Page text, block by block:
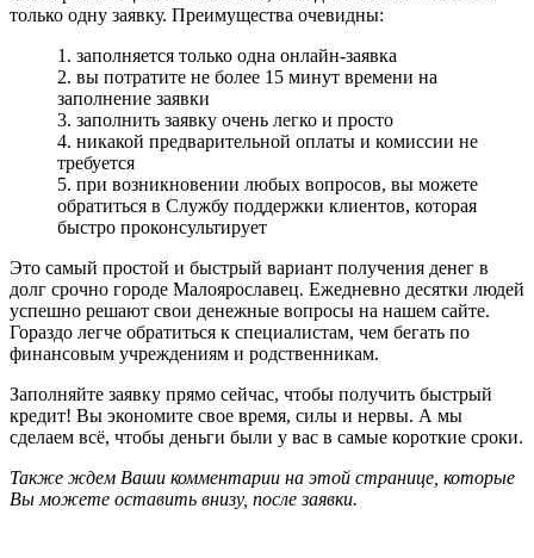
только одну заявку. Преимущества очевидны:
1. заполняется только одна онлайн-заявка
2. вы потратите не более 15 минут времени на
заполнение заявки
3. заполнить заявку очень легко и просто
4. никакой предварительной оплаты и комиссии не
требуется
5. при возникновении любых вопросов, вы можете
обратиться в Службу поддержки клиентов, которая
быстро проконсультирует
Это самый простой и быстрый вариант получения денег в
долг срочно городе Малоярославец. Ежедневно десятки людей
успешно решают свои денежные вопросы на нашем сайте.
Гораздо легче обратиться к специалистам, чем бегать по
финансовым учреждениям и родственникам.
Заполняйте заявку прямо сейчас, чтобы получить быстрый
кредит! Вы экономите свое время, силы и нервы. А мы
сделаем всё, чтобы деньги были у вас в самые короткие сроки.
Также ждем Ваши комментарии на этой странице, которые
Вы можете оставить внизу, после заявки.